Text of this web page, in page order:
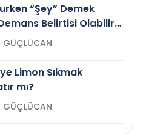
“Şey” Demek
Belirtisi Olabilir
Zeynep GÜÇLÜCAN
Limon Sıkmak
mı?
Zeynep GÜÇLÜCAN